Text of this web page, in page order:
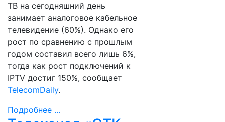
ТВ на сегодняшний день
занимает аналоговое кабельное
телевидение (60%). Однако его
рост по сравнению с прошлым
годом составил всего лишь 6%,
тогда как рост подключений к
IPTV достиг 150%, сообщает
TelecomDaily.
Подробнее ...